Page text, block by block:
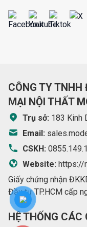
CÔNG TY TNHH
MẠI NỘI THẤT
Trụ sở: 183 Kinh
Email:
CSKH:
Website: https://
Giấy chứng nhận
Đầu tư TP.HCM cấp
HỆ THỐNG CÁC